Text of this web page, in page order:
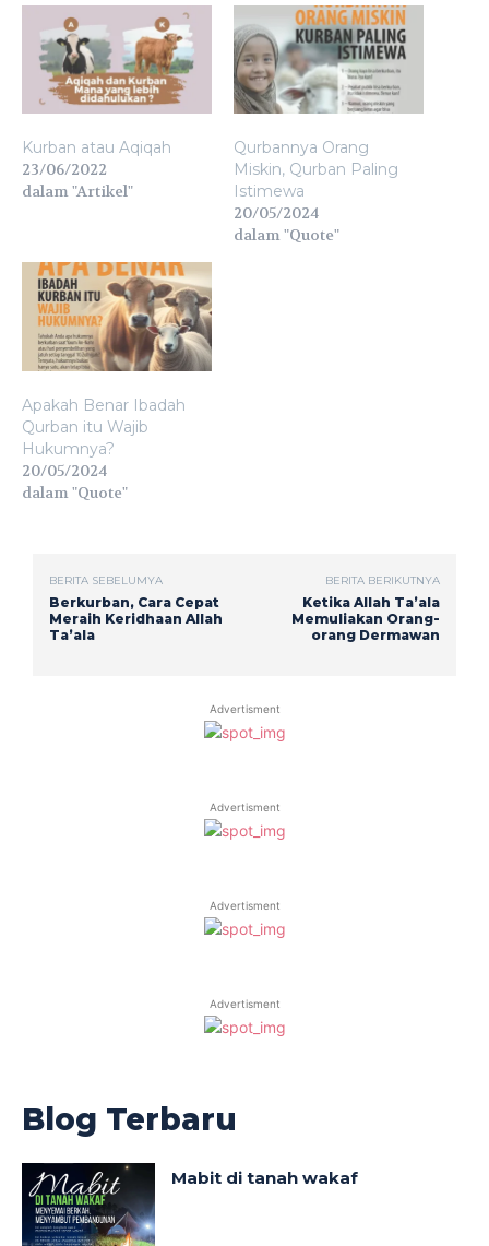
Kurban atau Aqiqah
23/06/2022
dalam "Artikel"
Qurbannya Orang
Miskin, Qurban Paling
Istimewa
20/05/2024
dalam "Quote"
Apakah Benar Ibadah
Qurban itu Wajib
Hukumnya?
20/05/2024
dalam "Quote"
BERITA SEBELUMYA
Berkurban, Cara Cepat
Meraih Keridhaan Allah
Ta’ala
BERITA BERIKUTNYA
Ketika Allah Ta’ala
Memuliakan Orang-
orang Dermawan
Advertisment
Advertisment
Advertisment
Advertisment
Blog Terbaru
Mabit di tanah wakaf